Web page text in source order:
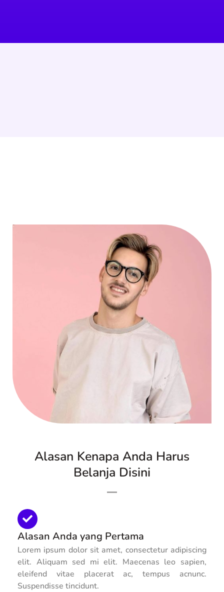
Alasan Kenapa Anda Harus
Belanja Disini
Alasan Anda yang Pertama
Lorem ipsum dolor sit amet, consectetur adipiscing
elit. Aliquam sed mi elit. Maecenas leo sapien,
eleifend vitae placerat ac, tempus acnunc.
Suspendisse tincidunt.